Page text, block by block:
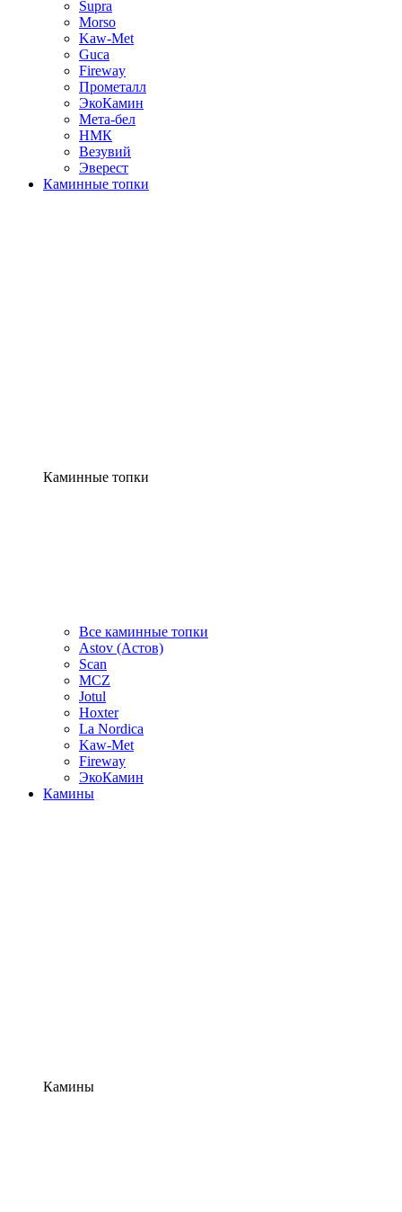
Supra
Morso
Kaw-Met
Guca
Fireway
Прометалл
ЭкоКамин
Мета-бел
НМК
Везувий
Эверест
Каминные топки
Каминные топки
Все каминные топки
Astov (Астов)
Scan
MCZ
Jotul
Hoxter
La Nordica
Kaw-Met
Fireway
ЭкоКамин
Камины
Камины